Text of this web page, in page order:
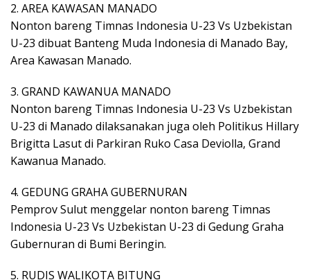
2. AREA KAWASAN MANADO
Nonton bareng Timnas Indonesia U-23 Vs Uzbekistan
U-23 dibuat Banteng Muda Indonesia di Manado Bay,
Area Kawasan Manado.
3. GRAND KAWANUA MANADO
Nonton bareng Timnas Indonesia U-23 Vs Uzbekistan
U-23 di Manado dilaksanakan juga oleh Politikus Hillary
Brigitta Lasut di Parkiran Ruko Casa Deviolla, Grand
Kawanua Manado.
4. GEDUNG GRAHA GUBERNURAN
Pemprov Sulut menggelar nonton bareng Timnas
Indonesia U-23 Vs Uzbekistan U-23 di Gedung Graha
Gubernuran di Bumi Beringin.
5. RUDIS WALIKOTA BITUNG